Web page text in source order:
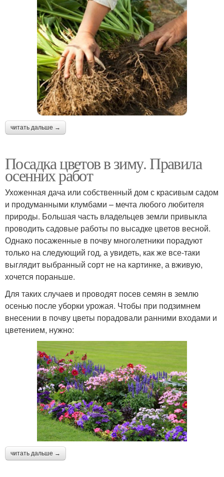
читать дальше →
Посадка цветов в зиму. Правила
осенних работ
Ухоженная дача или собственный дом с красивым садом
и продуманными клумбами – мечта любого любителя
природы. Большая часть владельцев земли привыкла
проводить садовые работы по высадке цветов весной.
Однако посаженные в почву многолетники порадуют
только на следующий год, а увидеть, как же все-таки
выглядит выбранный сорт не на картинке, а вживую,
хочется пораньше.
Для таких случаев и проводят посев семян в землю
осенью после уборки урожая. Чтобы при подзимнем
внесении в почву цветы порадовали ранними входами и
цветением, нужно:
читать дальше →